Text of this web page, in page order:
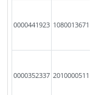
0000441923 1080013671
0000352337 2010000511